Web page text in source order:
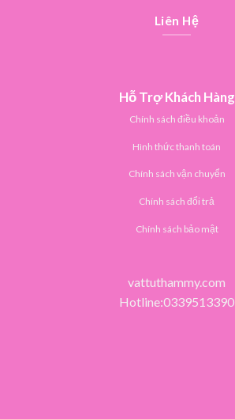
Liên Hệ
Hỗ Trợ Khách Hàng
Chính sách điều khoản
Hình thức thanh toán
Chính sách vận chuyển
Chính sách đổi trả
Chính sách bảo mật
vattuthammy.com
Hotline:0339513390